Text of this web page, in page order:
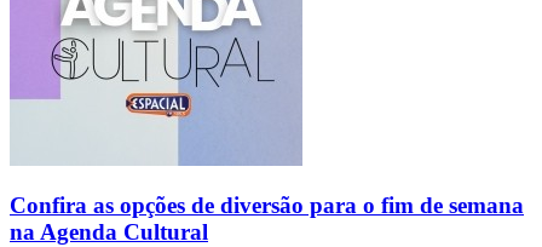
Confira as opções de diversão para o fim de semana
na Agenda Cultural